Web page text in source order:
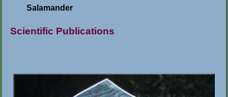
Salamander
Scientific Publications